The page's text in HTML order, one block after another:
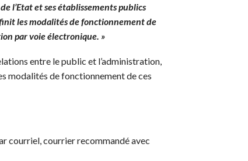
l’Etat et ses établissements publics
les modalités de fonctionnement de
par voie électronique. »
entre le public et l’administration,
modalités de fonctionnement de ces
courriel, courrier recommandé avec